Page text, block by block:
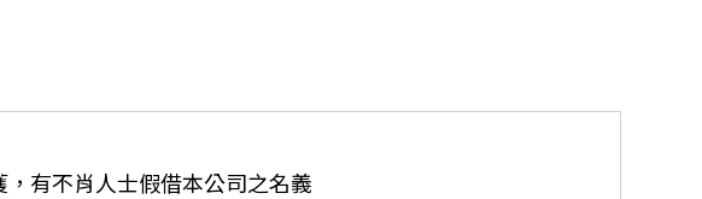
有不肖人士假借本公司之名義